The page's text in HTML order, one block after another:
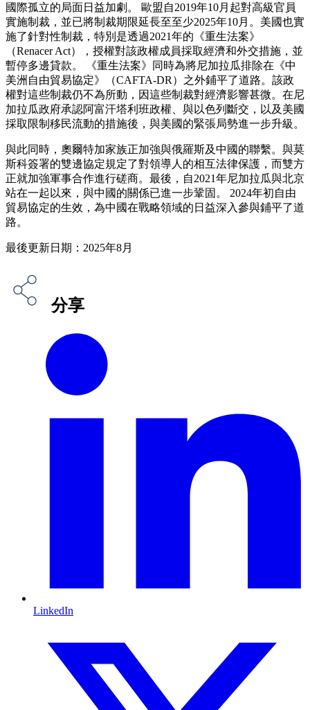
國際孤立的局面日益加劇。 歐盟自2019年10月起對高級官員
實施制裁，並已將制裁期限延長至至少2025年10月。美國也實
施了針對性制裁，特別是透過2021年的《重生法案》
（Renacer Act），授權對該政權成員採取經濟和外交措施，並
暫停多邊貸款。 《重生法案》同時為將尼加拉瓜排除在《中
美洲自由貿易協定》（CAFTA-DR）之外鋪平了道路。該政
權對這些制裁仍不為所動，因這些制裁對經濟影響甚微。在尼
加拉瓜政府承認阿富汗塔利班政權、與以色列斷交，以及美國
採取限制移民流動的措施後，與美國的緊張局勢進一步升級。
與此同時，奧爾特加家族正加強與俄羅斯及中國的聯繫。與莫
斯科簽署的雙邊協定規定了對領導人的相互法律保護，而雙方
正就加強軍事合作進行磋商。最後，自2021年尼加拉瓜與北京
站在一起以來，與中國的關係已進一步鞏固。 2024年初自由
貿易協定的生效，為中國在戰略領域的日益深入參與鋪平了道
路。
最後更新日期：2025年8月
分享
LinkedIn